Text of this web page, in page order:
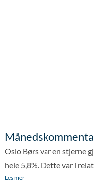
Oslo Børs var en stjerne
hele 5,8%. Dette var i
Les mer